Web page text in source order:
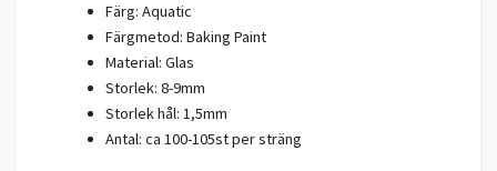
Färg: Aquatic
Färgmetod: Baking Paint
Material: Glas
Storlek: 8-9mm
Storlek hål: 1,5mm
Antal: ca 100-105st per sträng